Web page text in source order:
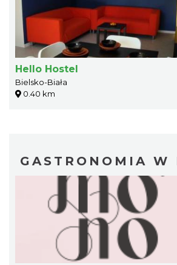
Hello Hostel
Bielsko-Biała
0.40 km
GASTRONOMIA W